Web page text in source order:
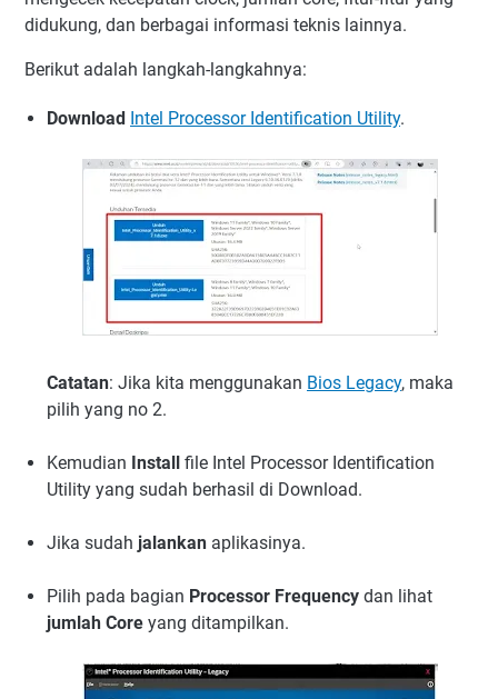
didukung, dan berbagai informasi teknis lainnya.
Berikut adalah langkah-langkahnya:
Download Intel Processor Identification Utility.
Catatan: Jika kita menggunakan Bios Legacy, maka
pilih yang no 2.
Kemudian Install file Intel Processor Identification
Utility yang sudah berhasil di Download.
Jika sudah jalankan aplikasinya.
Pilih pada bagian Processor Frequency dan lihat
jumlah Core yang ditampilkan.